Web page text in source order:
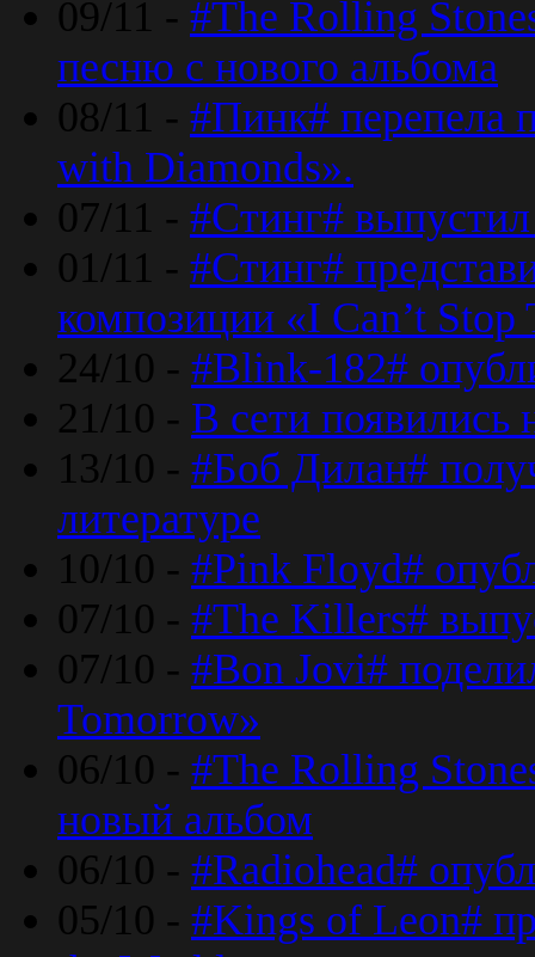
09/11 - #The Rolling
песню с нового альбома
08/11 - #Пинк# перепела
with Diamonds».
07/11 - #Стинг#
01/11 - #Стинг#
композиции «I Can’t
24/10 - #Blink-182#
21/10 - В сети появились
13/10 - #Боб Дилан#
литературе
10/10 - #Pink Floyd#
07/10 - #The Killers#
07/10 - #Bon Jovi#
Tomorrow»
06/10 - #The Rolling
новый альбом
06/10 - #Radiohead#
05/10 - #Kings of Leon#